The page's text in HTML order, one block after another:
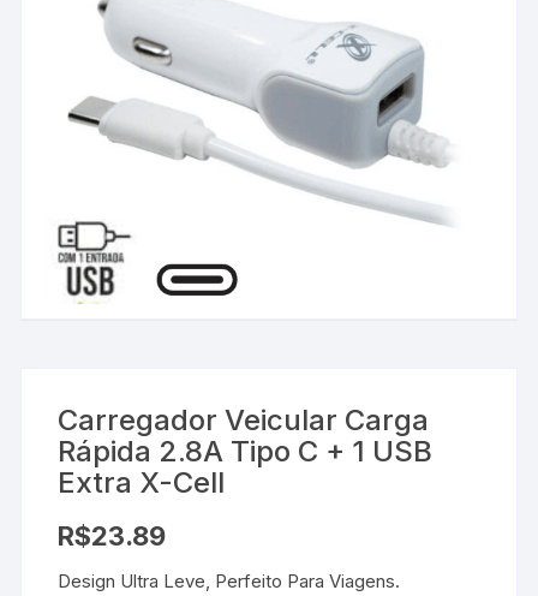
Carregador Veicular Carga
Rápida 2.8A Tipo C + 1 USB
Extra X-Cell
R$23.89
Design Ultra Leve, Perfeito Para Viagens.